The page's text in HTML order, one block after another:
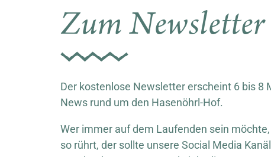
Zum Newsletter
Der kostenlose Newsletter erscheint 6 bis 8
News rund um den Hasenöhrl-Hof.
Wer immer auf dem Laufenden sein
so rührt, der sollte unsere Social Media